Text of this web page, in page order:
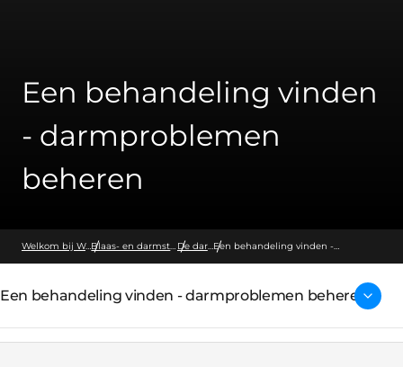
Een behandeling vinden
- darmproblemen
beheren
Welkom bij Wellspect Blaas- en darmstoornissen De darmenEen behandeling vinden -
Een behandeling vinden - darmproblemen beheren